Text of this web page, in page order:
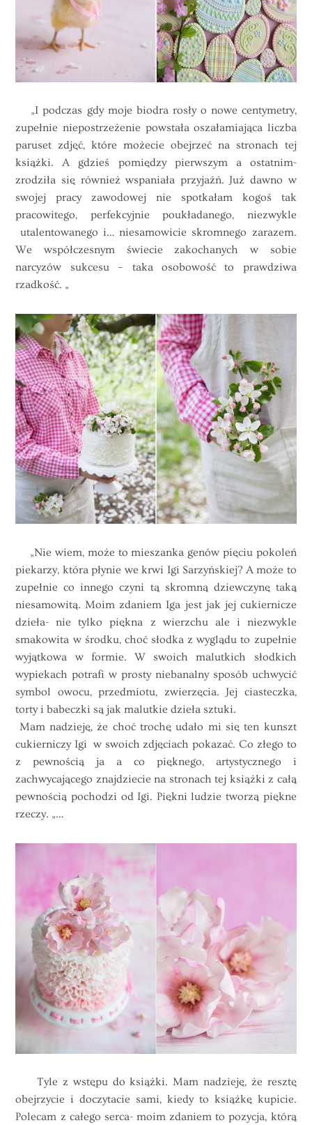
„I podczas gdy moje biodra rosły o nowe centymetry,
zupełnie niepostrzeżenie powstała oszałamiająca liczba
paruset zdjęć, które możecie obejrzeć na stronach tej
książki. A gdzieś pomiędzy pierwszym a ostatnim-
zrodziła się również wspaniała przyjaźń. Już dawno w
swojej pracy zawodowej nie spotkałam kogoś tak
pracowitego, perfekcyjnie poukładanego, niezwykle
utalentowanego i… niesamowicie skromnego zarazem.
We współczesnym świecie zakochanych w sobie
narcyzów sukcesu – taka osobowość to prawdziwa
rzadkość. „
„Nie wiem, może to mieszanka genów pięciu pokoleń
piekarzy, która płynie we krwi Igi Sarzyńskiej? A może to
zupełnie co innego czyni tą skromną dziewczynę taką
niesamowitą. Moim zdaniem Iga jest jak jej cukiernicze
dzieła- nie tylko piękna z wierzchu ale i niezwykle
smakowita w środku, choć słodka z wyglądu to zupełnie
wyjątkowa w formie. W swoich malutkich słodkich
wypiekach potrafi w prosty niebanalny sposób uchwycić
symbol owocu, przedmiotu, zwierzęcia. Jej ciasteczka,
torty i babeczki są jak malutkie dzieła sztuki.
Mam nadzieję, że choć trochę udało mi się ten kunszt
cukierniczy Igi w swoich zdjęciach pokazać. Co złego to
z pewnością ja a co pięknego, artystycznego i
zachwycającego znajdziecie na stronach tej książki z całą
pewnością pochodzi od Igi. Piękni ludzie tworzą piękne
rzeczy. „…
Tyle z wstępu do książki. Mam nadzieję, że resztę
obejrzycie i doczytacie sami, kiedy to książkę kupicie.
Polecam z całego serca- moim zdaniem to pozycja, którą